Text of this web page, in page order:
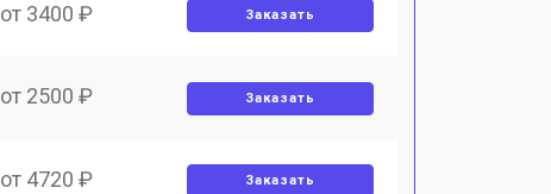
от 3400 ₽ Заказать
от 2500 ₽ Заказать
от 4720 ₽ Заказать